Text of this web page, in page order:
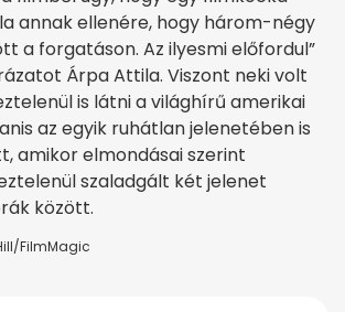
annak ellenére, hogy három-négy
a forgatáson. Az ilyesmi előfordul”
Árpa Attila. Viszont neki volt
is látni a világhírű amerikai
az egyik ruhátlan jelenetében is
amikor elmondásai szerint
szaladgált két jelenet
között.
FilmMagic